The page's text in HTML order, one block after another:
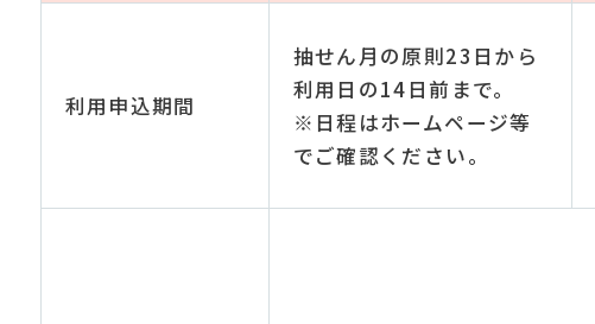
利用申込期間
抽せん月の原則23日から
利用日の14日前まで。
※日程はホームページ等
でご確認ください。